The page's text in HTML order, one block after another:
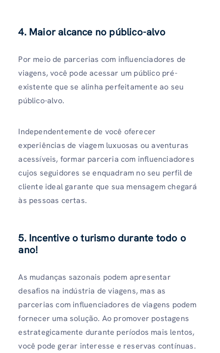
4. Maior alcance no público-alvo
Por meio de parcerias com influenciadores de
viagens, você pode acessar um público pré-
existente que se alinha perfeitamente ao seu
público-alvo.
Independentemente de você oferecer
experiências de viagem luxuosas ou aventuras
acessíveis, formar parceria com influenciadores
cujos seguidores se enquadram no seu perfil de
cliente ideal garante que sua mensagem chegará
às pessoas certas.
5. Incentive o turismo durante todo o
ano!
As mudanças sazonais podem apresentar
desafios na indústria de viagens, mas as
parcerias com influenciadores de viagens podem
fornecer uma solução. Ao promover postagens
estrategicamente durante períodos mais lentos,
você pode gerar interesse e reservas contínuas.